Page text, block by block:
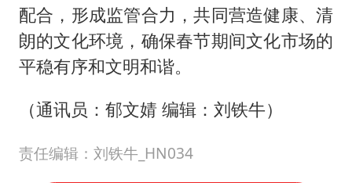
配合，形成监管合力，共同营造健康、清
朗的文化环境，确保春节期间文化市场的
平稳有序和文明和谐。
（通讯员：郁文婧 编辑：刘铁牛）
责任编辑：刘铁牛_HN034